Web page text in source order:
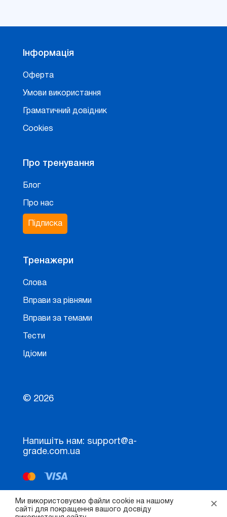
Ми використовуємо файли cookie на нашому
сайті для покращення вашого досвіду
×
Інформація
Оферта
Умови використання
Граматичний довідник
Cookies
Про тренування
Блог
Про нас
Підписка
Тренажери
Слова
Вправи за рівнями
Вправи за темами
Тести
Ідіоми
© 2026
Напишіть нам: support@a-
grade.com.ua